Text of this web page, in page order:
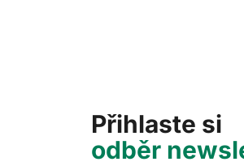
Přihlaste si
odběr